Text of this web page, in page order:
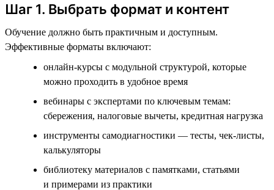
Шаг 1. Выбрать формат и контент
Обучение должно быть практичным и доступным.
Эффективные форматы включают:
онлайн-курсы с модульной структурой, которые
можно проходить в удобное время
вебинары с экспертами по ключевым темам:
сбережения, налоговые вычеты, кредитная нагрузка
инструменты самодиагностики — тесты, чек-листы,
калькуляторы
библиотеку материалов с памятками, статьями
и примерами из практики